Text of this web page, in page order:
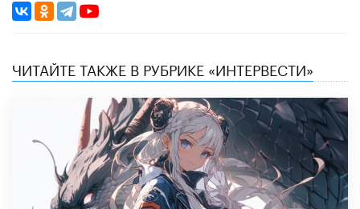
ЧИТАЙТЕ ТАКЖЕ В РУБРИКЕ «ИНТЕРВЕСТИ»